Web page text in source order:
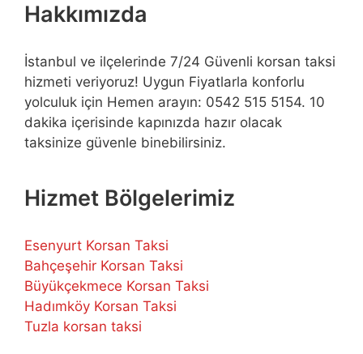
Hakkımızda
İstanbul ve ilçelerinde 7/24 Güvenli korsan taksi
hizmeti veriyoruz! Uygun Fiyatlarla konforlu
yolculuk için Hemen arayın: 0542 515 5154. 10
dakika içerisinde kapınızda hazır olacak
taksinize güvenle binebilirsiniz.
Hizmet Bölgelerimiz
Esenyurt Korsan Taksi
Bahçeşehir Korsan Taksi
Büyükçekmece Korsan Taksi
Hadımköy Korsan Taksi
Tuzla korsan taksi